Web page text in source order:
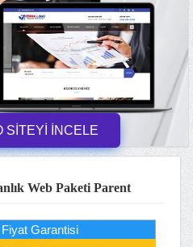
SİTEYİ İNCELE
Web Paketi Parent
Garantisi